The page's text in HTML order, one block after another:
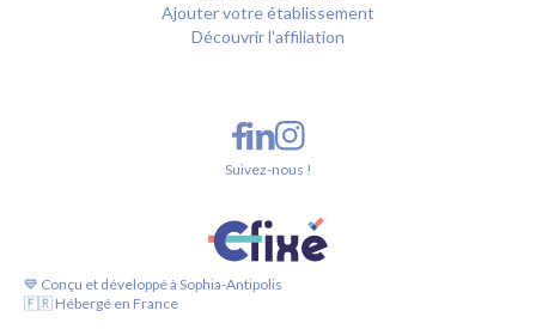
Ajouter votre établissement
Découvrir l'affiliation
💙 Conçu et développé à Sophia-Antipolis
🇫🇷 Hébergé en France
Suivez-nous !